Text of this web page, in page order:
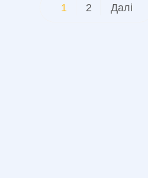
Пагінація
1 2 Далі